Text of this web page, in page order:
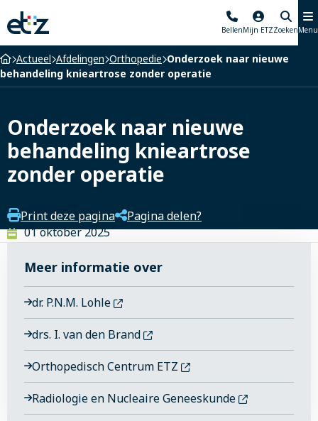
Elisabeth-
TweeSteden
Ziekenhuis
BellenMijn ETZZoekenMenu
Home
Actueel Afdelingen Orthopedie Onderzoek naar nieuwe
behandeling knieartrose zonder operatie
Onderzoek naar nieuwe
behandeling knieartrose
zonder operatie
Print deze pagina
Pagina delen?
01 oktober 2025
Meer informatie over
dr. P.N.M. Lohle
drs. I. van den Brand
Orthopedisch Centrum ETZ
Radiologie en Nucleaire Geneeskunde